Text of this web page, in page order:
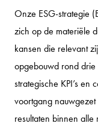
Onze ESG-strategie
zich op de materiële
kansen die relevant
opgebouwd rond drie
strategische KPI’s
voortgang
resultaten binnen